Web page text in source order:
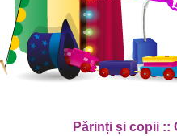
Părinți și copii ::